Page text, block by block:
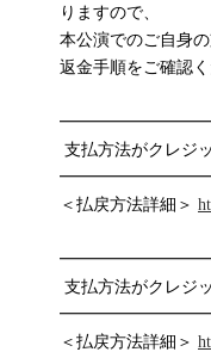
りますので、
本公演でのご自身
返金手順をご確認く
支払方法がクレジ
＜払戻方法詳細＞
支払方法がクレジ
＜払戻方法詳細＞